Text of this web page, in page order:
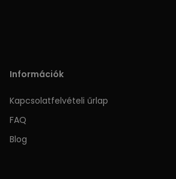
Információk
Kapcsolatfelvételi űrlap
FAQ
Blog